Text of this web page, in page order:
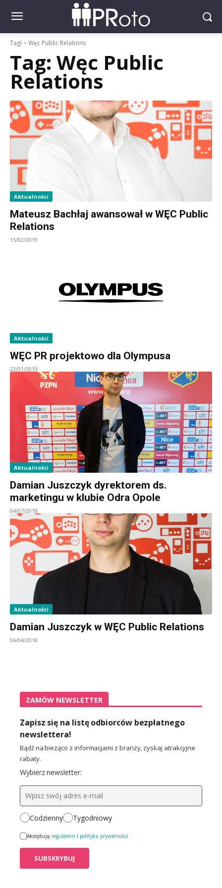
Tagi Węc Public Relations
Tag: Węc Public
Relations
Aktualności
Mateusz Bachłaj awansował w WĘC Public
Relations
15/02/2019
Aktualności
WĘC PR projektowo dla Olympusa
23/01/2019
Aktualności
Damian Juszczyk dyrektorem ds.
marketingu w klubie Odra Opole
04/07/2018
Aktualności
Damian Juszczyk w WĘC Public Relations
06/04/2018
ZAMÓW NEWSLETTER
Zapisz się na listę odbiorców bezpłatnego
newslettera!
Bądź na bieżąco z informacjami z branży, zyskaj atrakcyjne
rabaty.
Wybierz newsletter:
Codzienny Tygodniowy
Akceptuję regulamin i politykę prywatności